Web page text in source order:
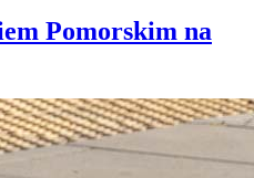
Pomorskim na